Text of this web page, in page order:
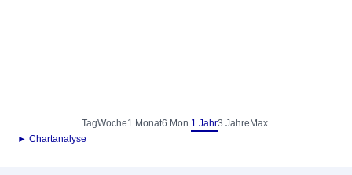
TagWoche1 Monat6 Mon.1 Jahr3 Jahre Max.
► Chartanalyse